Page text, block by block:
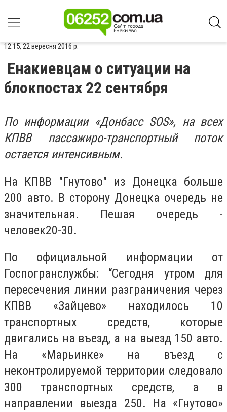
12:15, 22 вересня 2016 р.
Енакиевцам о ситуации на
блокпостах 22 сентября
По информации «Донбасс SOS», на всех
КПВВ пассажиро-транспортный поток
остается интенсивным.
На КПВВ "Гнутово" из Донецка больше
200 авто. В сторону Донецка очередь не
значительная. Пешая очередь -
человек20-30.
По официальной информации от
Госпогранслужбы: “Сегодня утром для
пересечения линии разграничения через
КПВВ «Зайцево» находилось 10
транспортных средств, которые
двигались на въезд, а на выезд 150 авто.
На «Марьинке» на въезд с
неконтролируемой территории следовало
300 транспортных средств, а в
направлении выезда 250. На «Гнутово»